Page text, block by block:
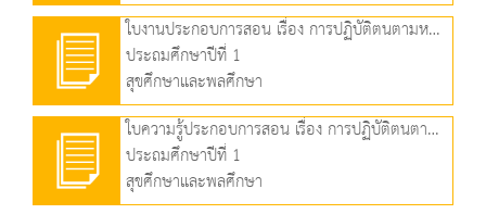
ใบงานประกอบการสอน เรื่อง การปฏิบัติตนตามหลักสุขบัญญัติแห่งชาติ ข้อที่ 1 (93.87 KB)
ประถมศึกษาปีที่ 1
สุขศึกษาและพลศึกษา
ใบความรู้ประกอบการสอน เรื่อง การปฏิบัติตนตามหลักสุขบัญญัติแห่งชาติ ข้อที่ 1 (505.64 KB)
ประถมศึกษาปีที่ 1
สุขศึกษาและพลศึกษา